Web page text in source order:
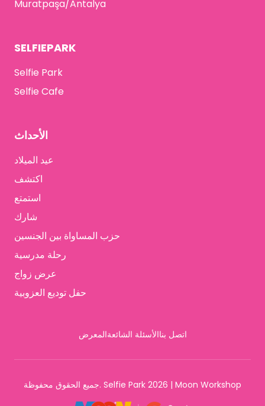
Muratpaşa/Antalya
SELFIEPARK
Selfie Park
Selfie Cafe
الأحداث
عيد الميلاد
اكتشف
استمتع
شارك
حزب المساواة بين الجنسين
رحلة مدرسية
عرض زواج
حفل توديع العزوبية
المعرضالأسئلة الشائعةاتصل بنا
جميع الحقوق محفوظة. Selfie Park 2026 | Moon Workshop